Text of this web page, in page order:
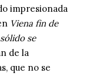
impresionada
Viena fin de
se
de la
que no se